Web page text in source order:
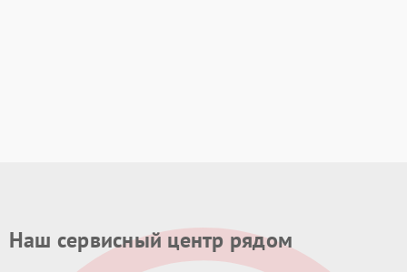
Наш сервисный центр рядом